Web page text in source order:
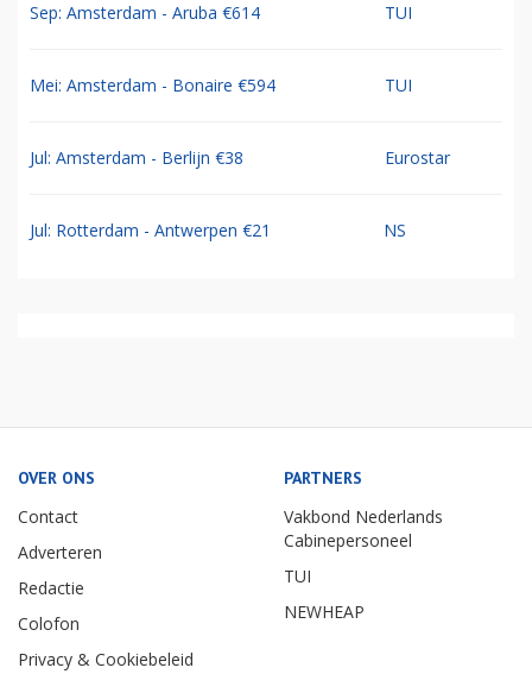
Sep: Amsterdam - Aruba €614 TUI
Mei: Amsterdam - Bonaire €594 TUI
Jul: Amsterdam - Berlijn €38 Eurostar
Jul: Rotterdam - Antwerpen €21 NS
OVER ONS
Contact
Adverteren
Redactie
Colofon
Privacy & Cookiebeleid
PARTNERS
Vakbond Nederlands
Cabinepersoneel
TUI
NEWHEAP